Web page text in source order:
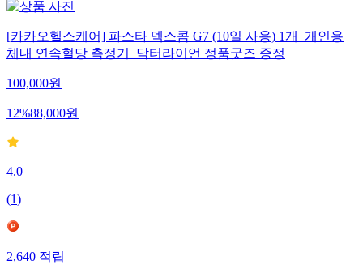
[카카오헬스케어] 파스타 덱스콤 G7 (10일 사용) 1개_개인용
체내 연속혈당 측정기_닥터라이언 정품굿즈 증정
100,000원
12%88,000원
4.0
(1)
2,640적립